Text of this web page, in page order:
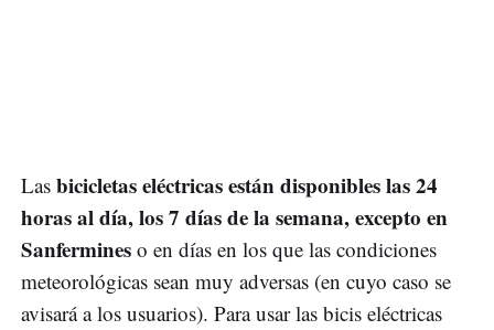
Las bicicletas eléctricas están disponibles las 24
horas al día, los 7 días de la semana, excepto en
Sanfermines o en días en los que las condiciones
meteorológicas sean muy adversas (en cuyo caso se
avisará a los usuarios). Para usar las bicis eléctricas